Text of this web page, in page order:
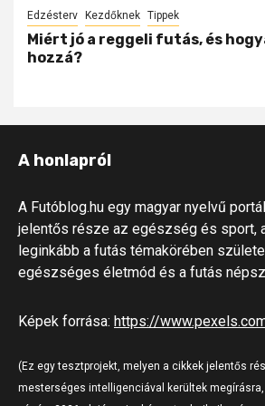
Edzésterv Kezdőknek Tippek
Miért jó a reggeli futás, és
hozzá?
A honlapról
A Futóblog.hu egy magyar nyelvű
jelentős része az egészség és sport,
leginkább a futás témakörében
egészséges életmód és a futás
Képek forrása: https://
(Ez egy tesztprojekt, melyen a cikkek jelentős
mesterséges intelligenciával kerültek